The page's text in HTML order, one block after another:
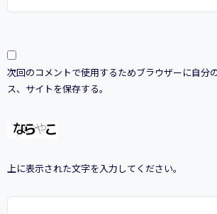
次回のコメントで使用するためブラウザーに自分
ス、サイトを保存する。
上に表示された文字を入力してください。